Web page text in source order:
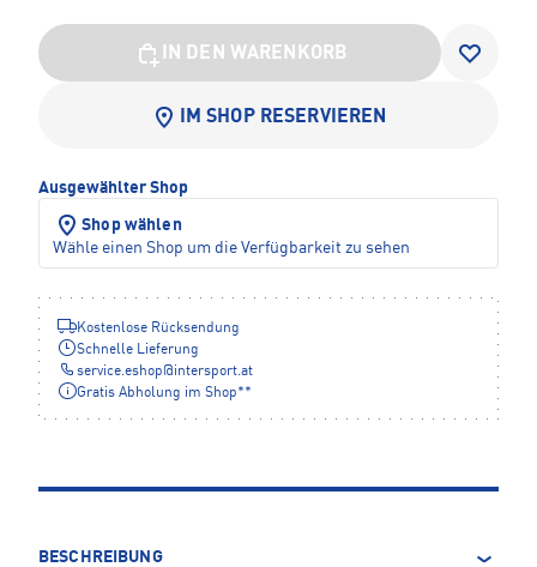
IN DEN WARENKORB
IM SHOP RESERVIEREN
Ausgewählter Shop
Shop wählen
Wähle einen Shop um die Verfügbarkeit zu sehen
Kostenlose Rücksendung
Schnelle Lieferung
service.eshop@intersport.at
Gratis Abholung im Shop**
BESCHREIBUNG